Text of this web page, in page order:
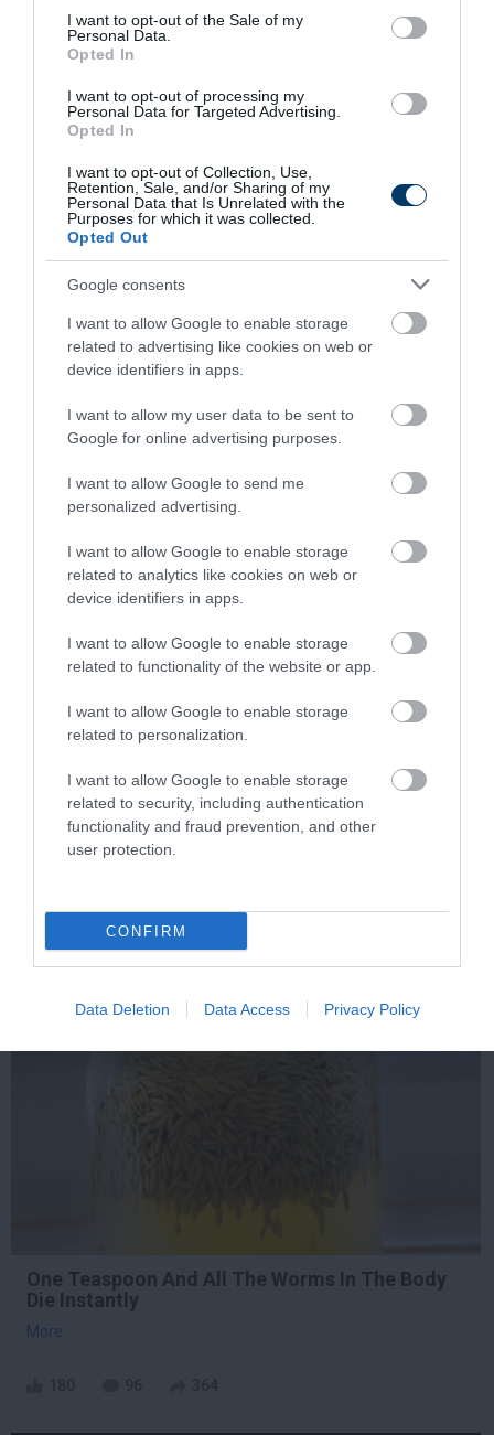
consent section.
I want to opt-out of the Sale of my
Personal Data.
Opted In
I want to opt-out of processing my
Personal Data for Targeted Advertising.
Opted In
I want to opt-out of Collection, Use,
Retention, Sale, and/or Sharing of my
Personal Data that Is Unrelated with the
Purposes for which it was collected.
Opted Out
Google consents
I want to allow Google to enable storage
related to advertising like cookies on web or
device identifiers in apps.
I want to allow my user data to be sent to
Google for online advertising purposes.
I want to allow Google to send me
personalized advertising.
I want to allow Google to enable storage
related to analytics like cookies on web or
device identifiers in apps.
I want to allow Google to enable storage
related to functionality of the website or app.
I want to allow Google to enable storage
related to personalization.
I want to allow Google to enable storage
related to security, including authentication
functionality and fraud prevention, and other
user protection.
CONFIRM
Data Deletion Data Access Privacy Policy
337 119
7 h 3 min
234
8 h 45 min
Stop Eating These 3 Foods That Are Known to
Cause Parasites
50
One Teaspoon And All The Worms In The Body
Die Instantly
More